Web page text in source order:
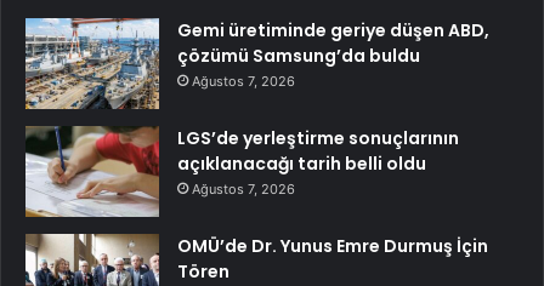
Gemi üretiminde geriye düşen ABD,
çözümü Samsung’da buldu
Ağustos 7, 2026
LGS’de yerleştirme sonuçlarının
açıklanacağı tarih belli oldu
Ağustos 7, 2026
OMÜ’de Dr. Yunus Emre Durmuş İçin
Tören